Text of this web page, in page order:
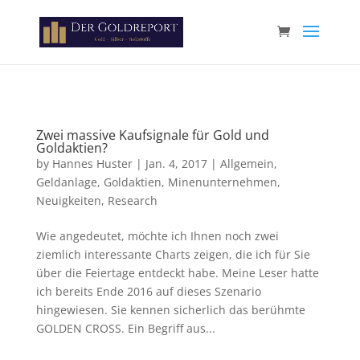
Zwei massive Kaufsignale für Gold und
Goldaktien?
by Hannes Huster| Jan. 4, 2017| Allgemein,
Geldanlage, Goldaktien, Minenunternehmen,
Neuigkeiten, Research
Wie angedeutet, möchte ich Ihnen noch zwei
ziemlich interessante Charts zeigen, die ich für Sie
über die Feiertage entdeckt habe. Meine Leser hatte
ich bereits Ende 2016 auf dieses Szenario
hingewiesen. Sie kennen sicherlich das berühmte
GOLDEN CROSS. Ein Begriff aus...